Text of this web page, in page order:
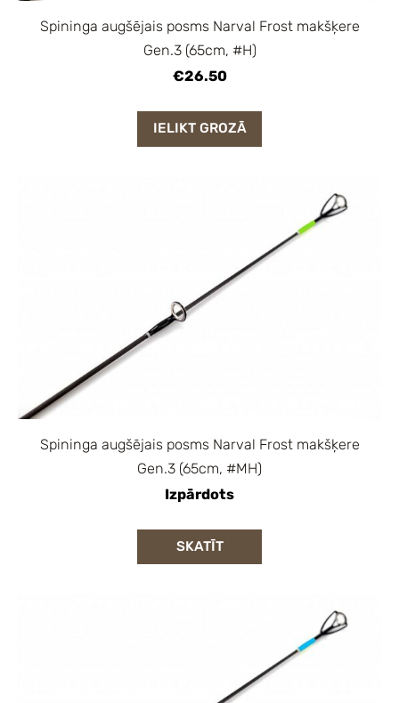
Spininga augšējais posms Narval Frost makšķere
Gen.3 (65cm, #H)
€26.50
IELIKT GROZĀ
Spininga augšējais posms Narval Frost makšķere
Gen.3 (65cm, #MH)
Izpārdots
SKATĪT